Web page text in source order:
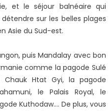
et le séjour balnéaire qui
sur les belles plages
Asie du Sud-est.
puis Mandalay avec bon
comme la pagode Sulé
Htat Gyi, la pagode
le Palais Royal, le
Kuthodaw…. De plus, vous